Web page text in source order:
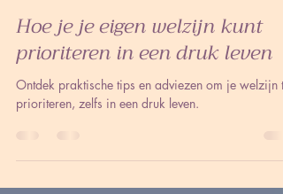
Anne-Kathrin van Tiggelen
29 mei 2024
3 minuten om te lezen
Hoe je je eigen welzijn kunt
prioriteren in een druk leven